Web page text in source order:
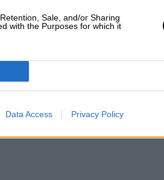
Sale, and/or Sharing
with the Purposes for which it
Data Access Privacy Policy
a ETA de su “lista negra”